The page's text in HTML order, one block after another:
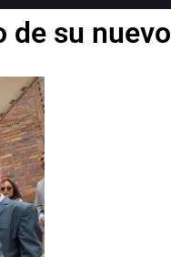
de su nuevo